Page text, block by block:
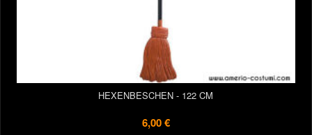
HEXENBESCHEN - 122 CM
6,00 €